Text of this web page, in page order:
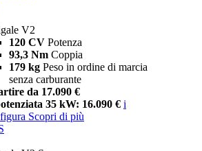
V2
120 CV Potenza
93,3 Nm Coppia
179 kg Peso in ordine di marcia
senza carburante
da 17.090 €
35 kW: 16.090 € i
Scopri di più